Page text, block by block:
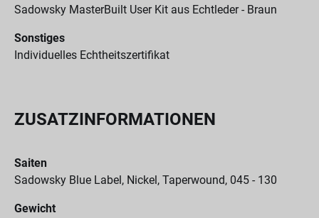
Sadowsky MasterBuilt User Kit aus Echtleder - Braun
Sonstiges
Individuelles Echtheitszertifikat
ZUSATZINFORMATIONEN
Saiten
Sadowsky Blue Label, Nickel, Taperwound, 045 - 130
Gewicht